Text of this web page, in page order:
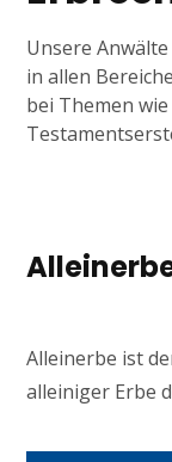
Unsere
in allen
bei Themen
Alleinerbe ist
alleiniger Erbe